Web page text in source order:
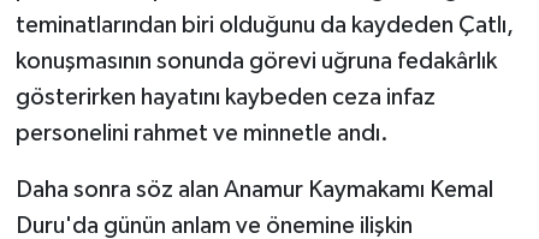
teminatlarından biri olduğunu da kaydeden Çatlı,
konuşmasının sonunda görevi uğruna fedakârlık
gösterirken hayatını kaybeden ceza infaz
personelini rahmet ve minnetle andı.
Daha sonra söz alan Anamur Kaymakamı Kemal
Duru'da günün anlam ve önemine ilişkin